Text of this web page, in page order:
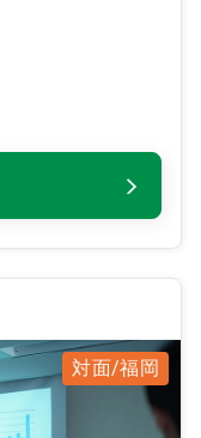
対面/福岡